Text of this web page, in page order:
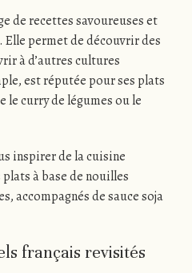
de recettes savoureuses et
permet de découvrir des
à d’autres cultures
est réputée pour ses plats
le curry de légumes ou le
inspirer de la cuisine
à base de nouilles
accompagnés de sauce soja
français revisités